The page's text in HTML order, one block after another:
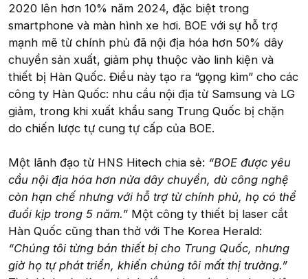
2020 lên hơn 10% năm 2024, đặc biệt trong
smartphone và màn hình xe hơi. BOE với sự hỗ trợ
mạnh mẽ từ chính phủ đã nội địa hóa hơn 50% dây
chuyền sản xuất, giảm phụ thuộc vào linh kiện và
thiết bị Hàn Quốc. Điều này tạo ra “gọng kìm” cho các
công ty Hàn Quốc: nhu cầu nội địa từ Samsung và LG
giảm, trong khi xuất khẩu sang Trung Quốc bị chặn
do chiến lược tự cung tự cấp của BOE.
Một lãnh đạo từ HNS Hitech chia sẻ: “BOE được yêu
cầu nội địa hóa hơn nửa dây chuyền, dù công nghệ
còn hạn chế nhưng với hỗ trợ từ chính phủ, họ có thể
đuổi kịp trong 5 năm.” Một công ty thiết bị laser cắt
Hàn Quốc cũng than thở với The Korea Herald:
“Chúng tôi từng bán thiết bị cho Trung Quốc, nhưng
giờ họ tự phát triển, khiến chúng tôi mất thị trường.”